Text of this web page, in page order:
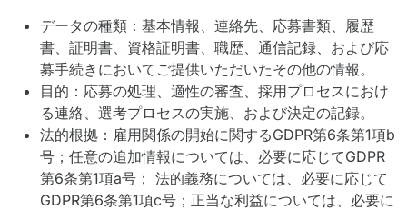
データの種類：基本情報、連絡先、応募書類、履歴
書、証明書、資格証明書、職歴、通信記録、および応
募手続きにおいてご提供いただいたその他の情報。
目的：応募の処理、適性の審査、採用プロセスにおけ
る連絡、選考プロセスの実施、および決定の記録。
法的根拠：雇用関係の開始に関するGDPR第6条第1項b
号；任意の追加情報については、必要に応じてGDPR
第6条第1項a号； 法的義務については、必要に応じて
GDPR第6条第1項c号；正当な利益については、必要に